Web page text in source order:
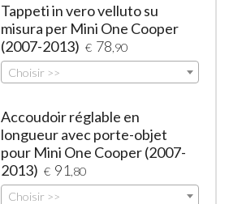
Tappeti in vero velluto su
misura per Mini One Cooper
(2007-2013) € 78 ,90
Choisir >>
Accoudoir réglable en
longueur avec porte-objet
pour Mini One Cooper (2007-
2013) € 91 ,80
Choisir >>